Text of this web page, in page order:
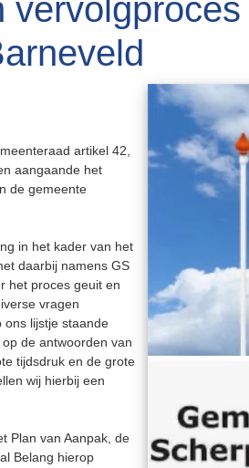
artikel 42,
aangaande het
de gemeente
in het kader van het
daarbij namens GS
het proces geuit en
vragen
ons lijstje staande
de antwoorden van
tijdsdruk en de grote
wij hierbij een
Plan van Aanpak, de
Belang hierop